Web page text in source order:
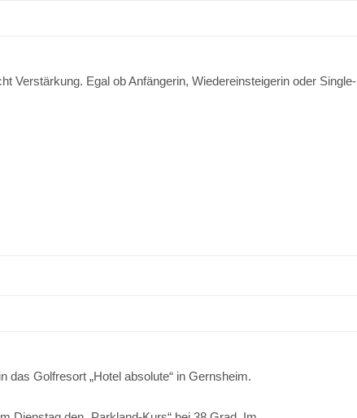
Verstärkung. Egal ob Anfängerin, Wiedereinsteigerin oder
Golfresort „Hotel absolute“ in Gernsheim.